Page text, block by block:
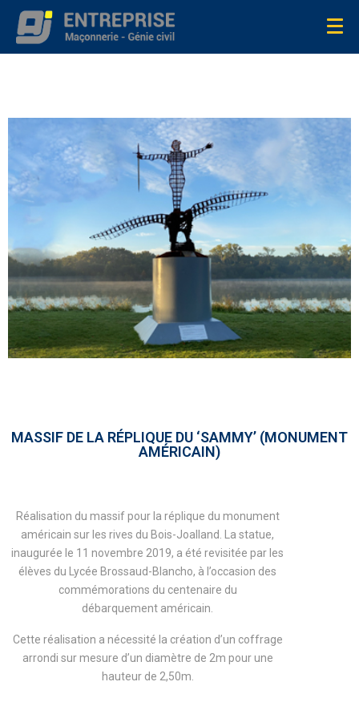
MASSIF DE LA RÉPLIQUE DU ‘SAMMY’ (MONUMENT
AMÉRICAIN)
Réalisation du massif pour la réplique du monument
américain sur les rives du Bois-Joalland. La statue,
inaugurée le 11 novembre 2019, a été revisitée par les
élèves du Lycée Brossaud-Blancho, à l’occasion des
commémorations du centenaire du
débarquement américain.
Cette réalisation a nécessité la création d’un coffrage
arrondi sur mesure d’un diamètre de 2m pour une
hauteur de 2,50m.